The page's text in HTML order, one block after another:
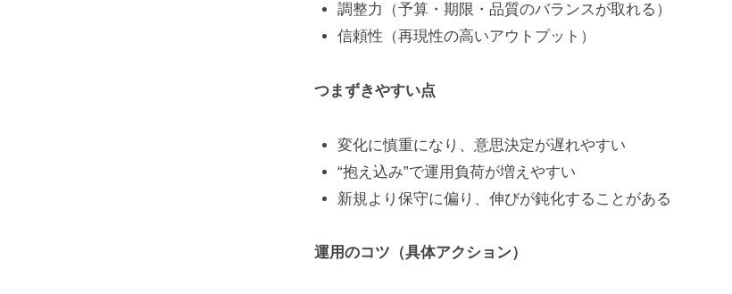
調整力（予算・期限・品質のバランスが取れる）
信頼性（再現性の高いアウトプット）
つまずきやすい点
変化に慎重になり、意思決定が遅れやすい
“抱え込み”で運用負荷が増えやすい
新規より保守に偏り、伸びが鈍化することがある
運用のコツ（具体アクション）